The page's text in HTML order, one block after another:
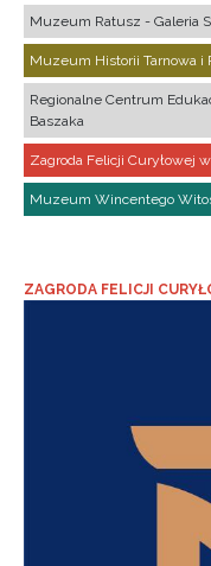
Muzeum Ratusz - Galeria
Muzeum Historii Tarnowa i
Regionalne Centrum
Baszaka
Zagroda Felicji Curyłowej
Muzeum Wincentego
ZAGRODA FELICJI